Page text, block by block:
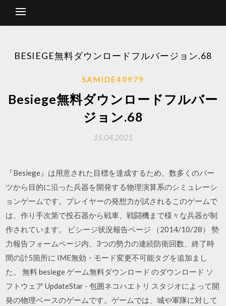
BESIEGE無料ダウンロードフルバージョン.68
SAMIDE40979
Besiege無料ダウンロードフルバー
ジョン.68
15.04.2021
『Besiege』は用意された目標を達成するため、数多くのパー
ツから目的に沿った兵器を開発する物理演算系のシミュレーシ
ョンゲームです。プレイヤーの発想力が試されるこのゲームで
は、作り手次第で投石器から戦車、戦闘機まで様々な兵器が制
作されています。 ビシージ状況報告ページ （2014/10/28） 勢
力報告フォームページ内、3つの勢力の連続防衛回数、終了時
間の計5箇所に IME無効・モード変更不可能タグを追加まし
た。 無料 besiege ゲーム無料ダウンロード のダウンロード ソ
フトウェア UpdateStar - 包囲ネコハエトリ スタジオによって開
発の物理ベースのゲームです。ゲームでは、城や軍隊に対して